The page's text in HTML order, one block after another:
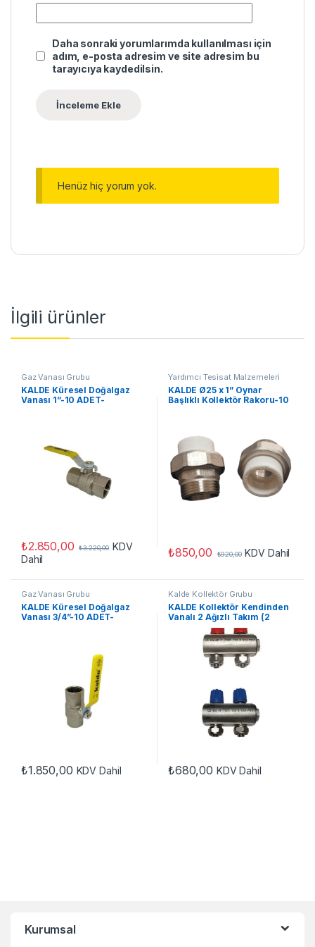
Daha sonraki yorumlarımda kullanılması için
adım, e-posta adresim ve site adresim bu
tarayıcıya kaydedilsin.
Henüz hiç yorum yok.
İlgili ürünler
Gaz Vanası Grubu
KALDE Küresel Doğalgaz
Vanası 1”-10 ADET-
₺2.850,00 ₺3.220,00
KDV
Dahil
Yardımcı Tesisat Malzemeleri
KALDE Ø25 x 1” Oynar
Başlıklı Kollektör Rakoru-10
₺850,00 ₺920,00 KDV Dahil
Gaz Vanası Grubu
KALDE Küresel Doğalgaz
Vanası 3/4”-10 ADET-
₺1.850,00 KDV Dahil
Kalde Kollektör Grubu
KALDE Kollektör Kendinden
Vanalı 2 Ağızlı Takım (2
₺680,00 KDV Dahil
Kurumsal